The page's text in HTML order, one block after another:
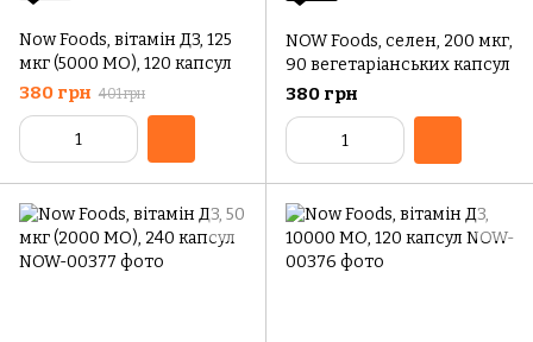
Now Foods, вітамін Д3, 125
мкг (5000 МО), 120 капсул
380 грн 401 грн
NOW Foods, селен, 200 мкг,
90 вегетаріанських капсул
380 грн